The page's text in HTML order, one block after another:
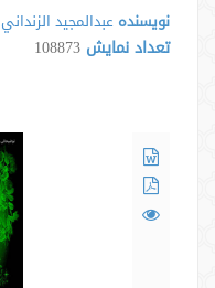
نویسنده عبدالمجيد الزنداني
تعداد نمایش 108873